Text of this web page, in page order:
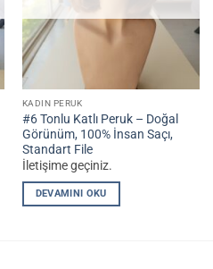
KADIN PERUK
#6 Tonlu Katlı Peruk – Doğal
Görünüm, 100% İnsan Saçı,
Standart File
İletişime geçiniz.
DEVAMINI OKU